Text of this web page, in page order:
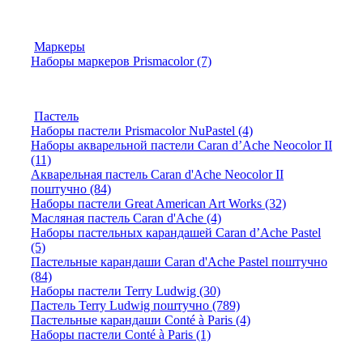
Маркеры
Наборы маркеров Prismacolor (7)
Пастель
Наборы пастели Prismacolor NuPastel (4)
Наборы акварельной пастели Caran d’Ache Neocolor II
(11)
Акварельная пастель Caran d'Ache Neocolor II
поштучно (84)
Наборы пастели Great American Art Works (32)
Масляная пастель Caran d'Ache (4)
Наборы пастельных карандашей Caran d’Ache Pastel
(5)
Пастельные карандаши Caran d'Ache Pastel поштучно
(84)
Наборы пастели Terry Ludwig (30)
Пастель Terry Ludwig поштучно (789)
Пастельные карандаши Conté à Paris (4)
Наборы пастели Conté à Paris (1)